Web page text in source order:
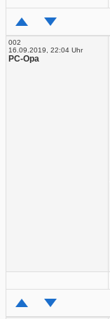
002
16.09.2019, 22:04 Uhr
PC-Opa